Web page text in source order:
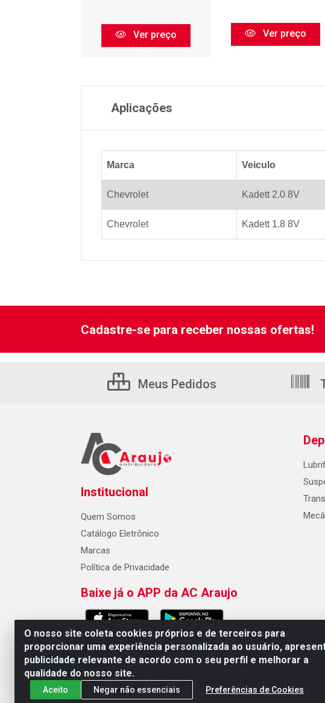
Ver preço Ver preço
Aplicações
Marca Veiculo
Chevrolet Kadett 2.0 8V
Chevrolet Kadett 1.8 8V
O nosso site coleta cookies próprios e de terceiros para
proporcionar uma experiência personalizada ao usuário,
publicidade relevante de acordo com o seu perfil e melhorar a
qualidade do nosso site.
Aceito Negar não essenciais Preferências de Cookies
Cadastre-se para receber nossas ofertas!
Meus Pedidos
Institucional
Quem Somos
Catálogo Eletrônico
Marcas
Política de Privacidade
Baixe já o APP da AC Araujo
AC Araujo Distribuidora - Rua Carneiro de